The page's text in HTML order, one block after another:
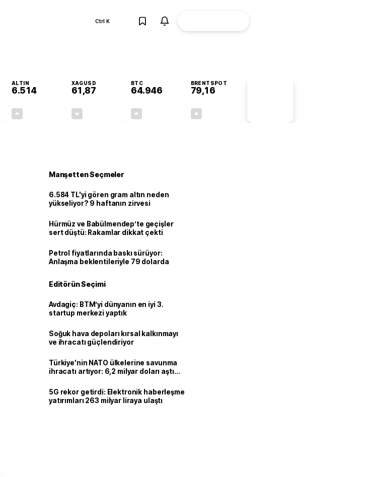
Ctrl K
ALTIN
6.514
XAGUSD
61,87
BTC
64.946
BRENTSPOT
79,16
Manşetten Seçmeler
6.584 TL'yi gören gram altın neden
yükseliyor? 9 haftanın zirvesi
Hürmüz ve Babülmendep’te geçişler
sert düştü: Rakamlar dikkat çekti
Petrol fiyatlarında baskı sürüyor:
Anlaşma beklentileriyle 79 dolarda
Editörün Seçimi
Avdagiç: BTM’yi dünyanın en iyi 3.
startup merkezi yaptık
Soğuk hava depoları kırsal kalkınmayı
ve ihracatı güçlendiriyor
Türkiye'nin NATO ülkelerine savunma
ihracatı artıyor: 6,2 milyar doları aştı
5G rekor getirdi: Elektronik haberleşme
yatırımları 263 milyar liraya ulaştı